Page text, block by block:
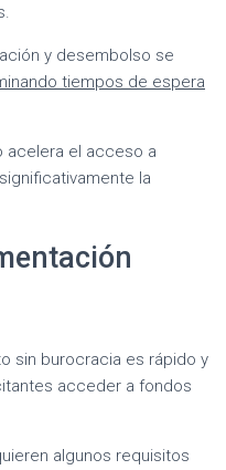
y desembolso se
tiempos de espera
acelera el acceso a
la
sin burocracia es rápido y
acceder a fondos
algunos requisitos